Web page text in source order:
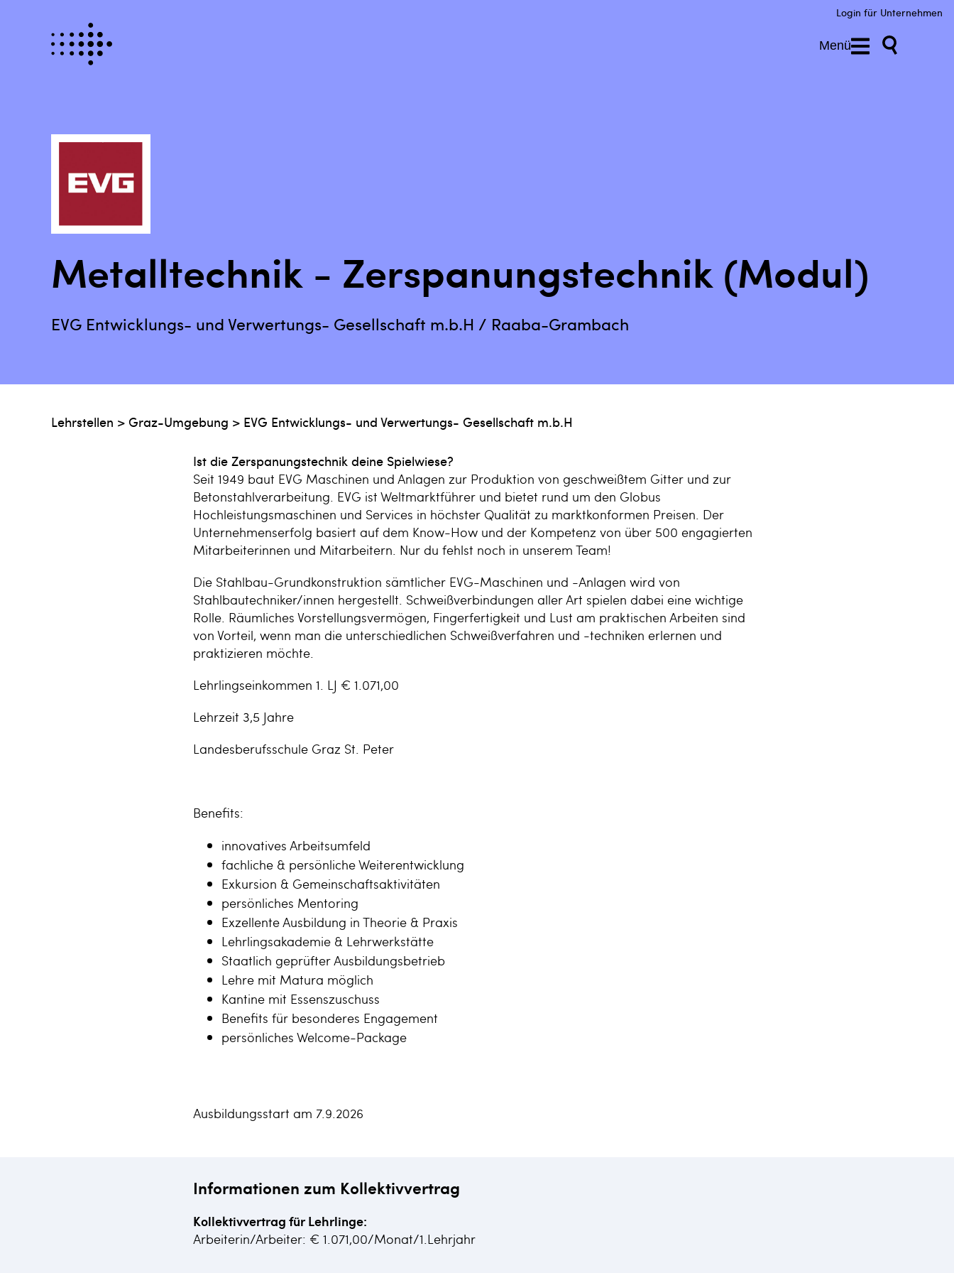
Menü
Login für Unternehmen
Metalltechnik - Zerspanungstechnik (Modul)
EVG Entwicklungs- und Verwertungs- Gesellschaft m.b.H / Raaba-Grambach
Lehrstellen > Graz-Umgebung > EVG Entwicklungs- und Verwertungs- Gesellschaft m.b.H
Ist die Zerspanungstechnik deine Spielwiese?
Seit 1949 baut EVG Maschinen und Anlagen zur Produktion von geschweißtem Gitter und zur
Betonstahlverarbeitung. EVG ist Weltmarktführer und bietet rund um den Globus
Hochleistungsmaschinen und Services in höchster Qualität zu marktkonformen Preisen. Der
Unternehmenserfolg basiert auf dem Know-How und der Kompetenz von über 500 engagierten
Mitarbeiterinnen und Mitarbeitern. Nur du fehlst noch in unserem Team!
Die Stahlbau-Grundkonstruktion sämtlicher EVG-Maschinen und -Anlagen wird von
Stahlbautechniker/innen hergestellt. Schweißverbindungen aller Art spielen dabei eine wichtige
Rolle. Räumliches Vorstellungsvermögen, Fingerfertigkeit und Lust am praktischen Arbeiten sind
von Vorteil, wenn man die unterschiedlichen Schweißverfahren und -techniken erlernen und
praktizieren möchte.
Lehrlingseinkommen 1. LJ € 1.071,00
Lehrzeit 3,5 Jahre
Landesberufsschule Graz St. Peter
Benefits:
innovatives Arbeitsumfeld
fachliche & persönliche Weiterentwicklung
Exkursion & Gemeinschaftsaktivitäten
persönliches Mentoring
Exzellente Ausbildung in Theorie & Praxis
Lehrlingsakademie & Lehrwerkstätte
Staatlich geprüfter Ausbildungsbetrieb
Lehre mit Matura möglich
Kantine mit Essenszuschuss
Benefits für besonderes Engagement
persönliches Welcome-Package
Ausbildungsstart am 7.9.2026
Informationen zum Kollektivvertrag
Kollektivvertrag für Lehrlinge:
Arbeiterin/Arbeiter: € 1.071,00/Monat/1.Lehrjahr